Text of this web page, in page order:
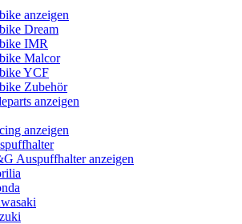
anzeigen
Dream
IMR
Malcor
YCF
Zubehör
anzeigen
anzeigen
Auspuffhalter anzeigen